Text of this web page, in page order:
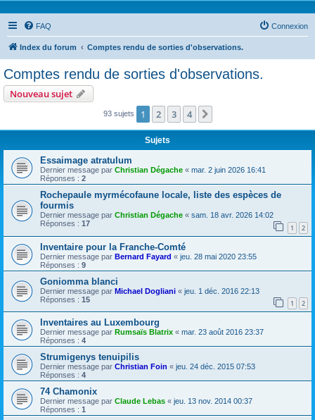
FAQ Connexion
Index du forum Comptes rendu de sorties d'observations.
Comptes rendu de sorties d'observations.
Nouveau sujet
93 sujets 1 2 3 4
Sujets
Essaimage atratulum
Dernier message par Christian Dégache « mar. 2 juin 2026 16:41
Réponses : 2
Rochepaule myrmécofaune locale, liste des espèces de
fourmis
Dernier message par Christian Dégache « sam. 18 avr. 2026 14:02
Réponses : 17 1 2
Inventaire pour la Franche-Comté
Dernier message par Bernard Fayard « jeu. 28 mai 2020 23:55
Réponses : 9
Goniomma blanci
Dernier message par Michael Dogliani « jeu. 1 déc. 2016 22:13
Réponses : 15 1 2
Inventaires au Luxembourg
Dernier message par Rumsaïs Blatrix « mar. 23 août 2016 23:37
Réponses : 4
Strumigenys tenuipilis
Dernier message par Christian Foin « jeu. 24 déc. 2015 07:53
Réponses : 4
74 Chamonix
Dernier message par Claude Lebas « jeu. 13 nov. 2014 00:37
Réponses : 1